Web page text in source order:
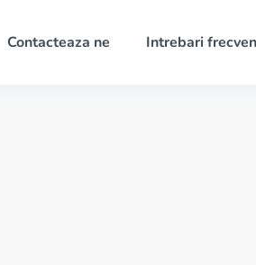
Contacteaza ne Intrebari